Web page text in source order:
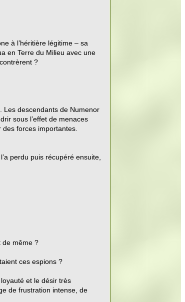
à l’héritière légitime – sa
en Terre du Milieu avec une
?
Les descendants de Numenor
sous l’effet de menaces
forces importantes.
perdu puis récupéré ensuite,
de même ?
ces espions ?
et le désir très
de frustration intense, de